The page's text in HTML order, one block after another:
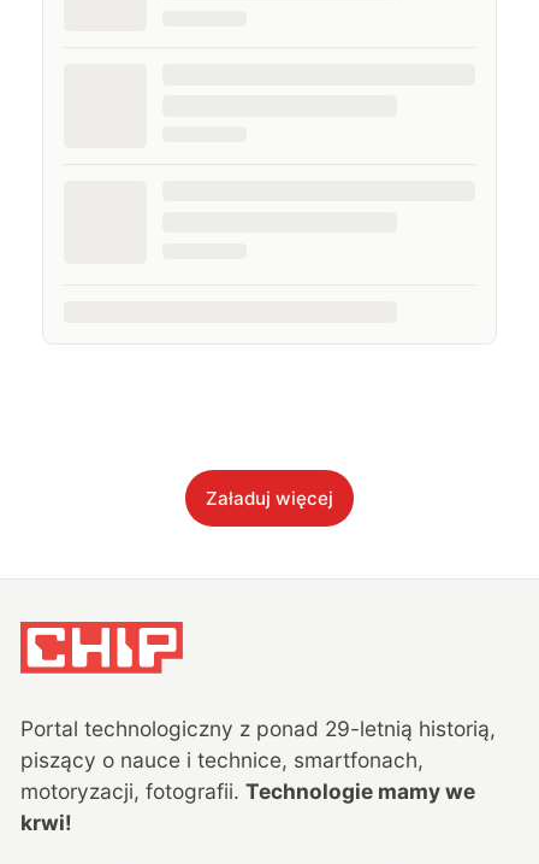
Załaduj więcej
Portal technologiczny z ponad 29-letnią historią,
piszący o nauce i technice, smartfonach,
motoryzacji, fotografii. Technologie mamy we
krwi!